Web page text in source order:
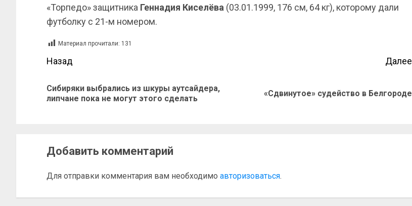
«Торпедо» защитника Геннадия Киселёва (03.01.1999, 176 см, 64 кг), которому дали
футболку с 21-м номером.
Материал прочитали: 131
Назад
Сибиряки выбрались из шкуры аутсайдера,
липчане пока не могут этого сделать
Далее
«Сдвинутое» судейство в Белгороде
Добавить комментарий
Для отправки комментария вам необходимо авторизоваться.